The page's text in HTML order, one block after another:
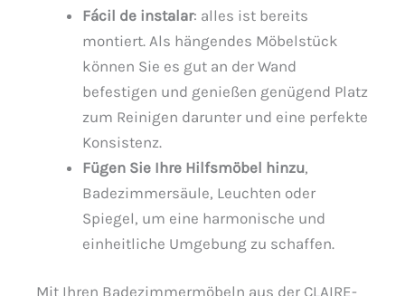
Fácil de instalar: alles ist bereits
montiert. Als hängendes Möbelstück
können Sie es gut an der Wand
befestigen und genießen genügend Platz
zum Reinigen darunter und eine perfekte
Konsistenz.
Fügen Sie Ihre Hilfsmöbel hinzu,
Badezimmersäule, Leuchten oder
Spiegel, um eine harmonische und
einheitliche Umgebung zu schaffen.
Mit Ihren Badezimmermöbeln aus der CLAIRE-